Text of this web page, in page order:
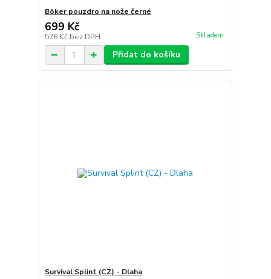
Böker pouzdro na nože černé
699 Kč
578 Kč bez DPH Skladem
Přidat do košíku
Survival Splint (CZ) - Dlaha